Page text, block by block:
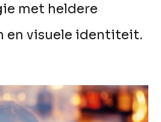
met heldere
en visuele identiteit.